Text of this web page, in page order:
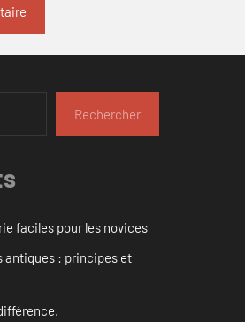
Rechercher
faciles pour les novices
antiques : principes et